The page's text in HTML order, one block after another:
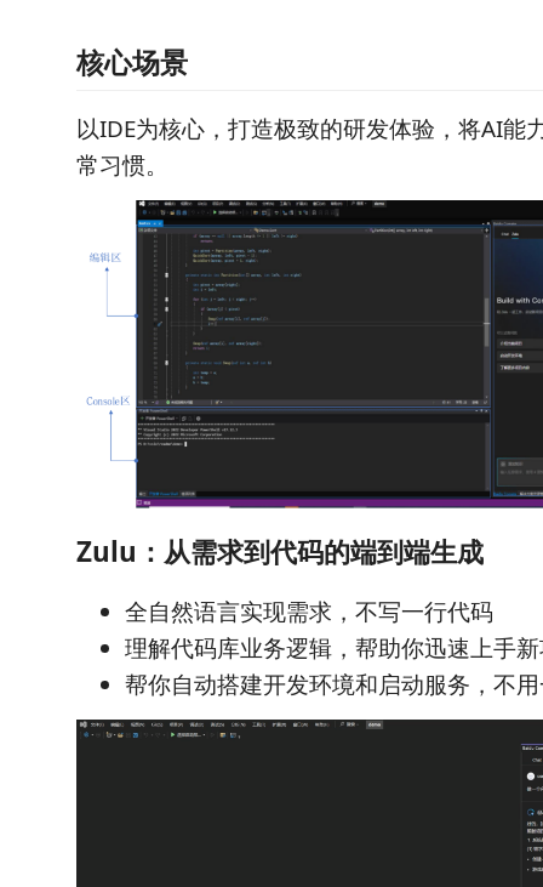
核心场景
以IDE为核心，打造极致的研发体验，将AI能
常习惯。
Zulu：从需求到代码的端到端生成
全自然语言实现需求，不写一行代码
理解代码库业务逻辑，帮助你迅速上手
帮你自动搭建开发环境和启动服务，不